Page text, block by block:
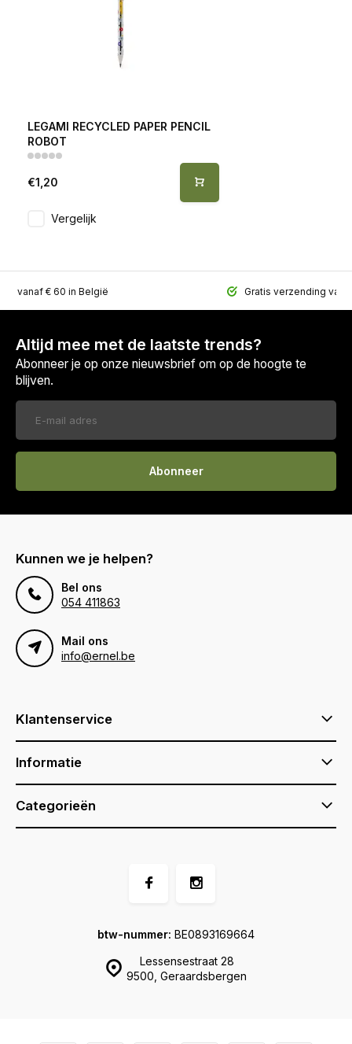
LEGAMI RECYCLED PAPER PENCIL
ROBOT
€1,20
Vergelijk
vanaf € 60 in België Gratis verzending
Altijd mee met de laatste trends?
Abonneer je op onze nieuwsbrief om op de hoogte te
blijven.
Abonneer
Kunnen we je helpen?
Bel ons
054 411863
Mail ons
info@ernel.be
Klantenservice
Informatie
Categorieën
Lessensestraat 28
9500, Geraardsbergen
btw-nummer: BE0893169664